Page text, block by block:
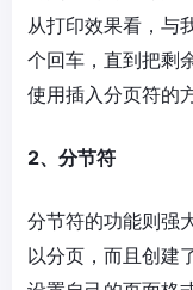
从打印效果看，与
个回车，直到把剩
使用插入分页符的
2、分节符
分节符的功能则强
以分页，而且创建